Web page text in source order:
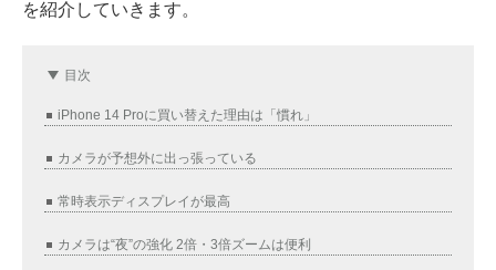
を紹介していきます。
目次
iPhone 14 Proに買い替えた理由は「慣れ」
カメラが予想外に出っ張っている
常時表示ディスプレイが最高
カメラは“夜”の強化 2倍・3倍ズームは便利